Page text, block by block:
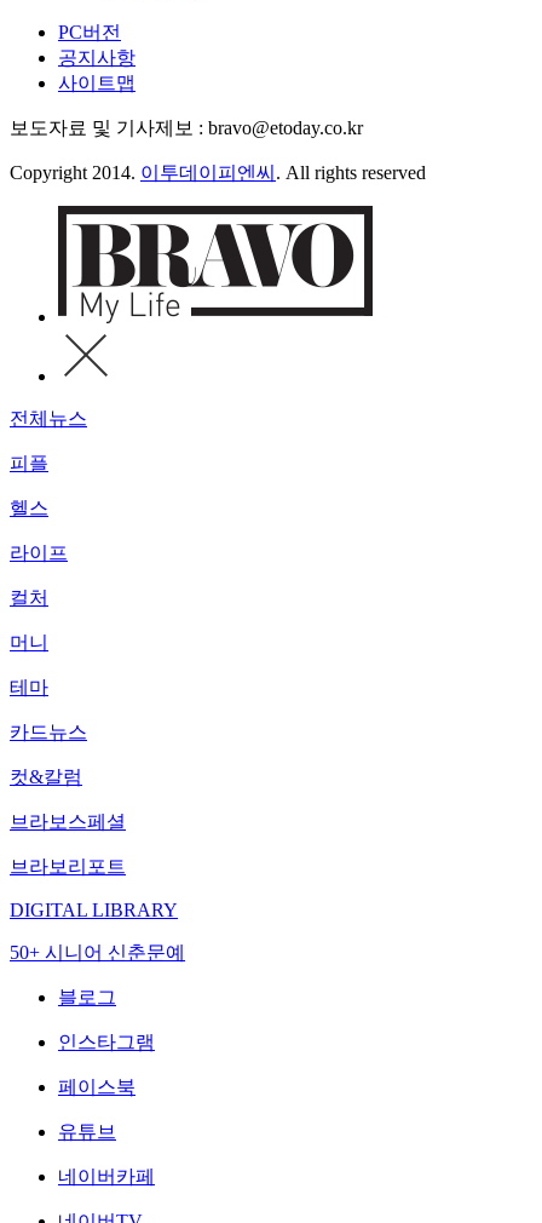
PC버전
공지사항
사이트맵
보도자료 및 기사제보 : bravo@etoday.co.kr
Copyright 2014. 이투데이피엔씨 . All rights reserved
전체뉴스
피플
헬스
라이프
컬처
머니
테마
카드뉴스
컷&칼럼
브라보스페셜
브라보리포트
DIGITAL LIBRARY
50+ 시니어 신춘문예
블로그
인스타그램
페이스북
유튜브
네이버카페